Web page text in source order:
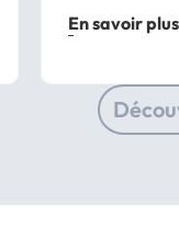
optimiser
important
et de votre...
En savoir plus